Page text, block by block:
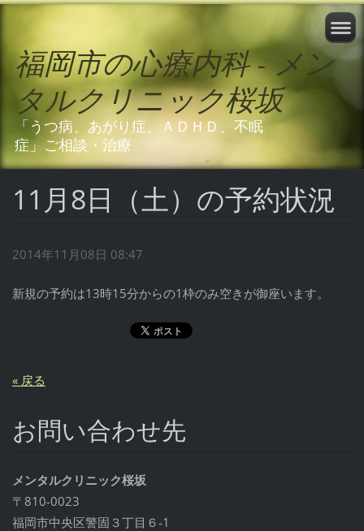
福岡市の心療内科 - メン
タルクリニック桜坂
「うつ病、あがり症、ＡＤＨＤ、不眠
症」ご相談・治療
11月8日（土）の予約状況
2014年11月08日 08:47
新規の予約は13時15分からの1枠のみ空きが御座います。
« 戻る
お問い合わせ先
メンタルクリニック桜坂
〒810-0023
福岡市中央区警固３丁目６-1